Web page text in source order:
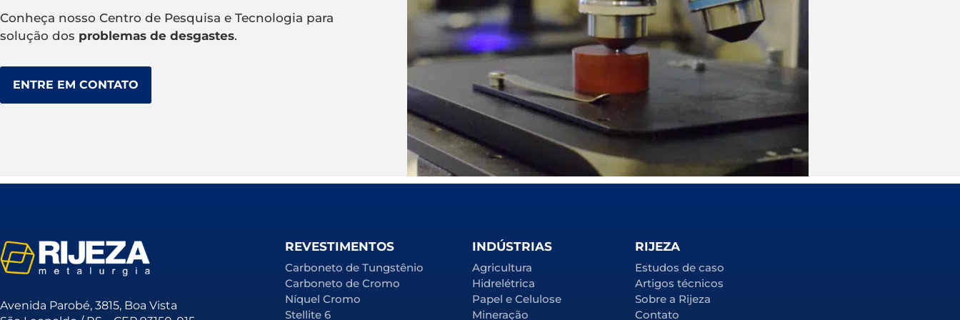
Conheça nosso Centro de Pesquisa e Tecnologia para
solução dos problemas de desgastes.
ENTRE EM CONTATO
Avenida Parobé, 3815, Boa Vista
REVESTIMENTOS
Carboneto de Tungstênio
Carboneto de Cromo
Níquel Cromo
Stellite 6
INDÚSTRIAS
Agricultura
Hidrelétrica
Papel e Celulose
Mineração
RIJEZA
Estudos de caso
Artigos técnicos
Sobre a Rijeza
Contato